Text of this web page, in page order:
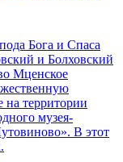
Бога и Спаса
и Болховский
Мценское
территории
музея-
В этот